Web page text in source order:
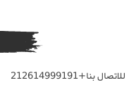
للاتصال بنا+212614999191